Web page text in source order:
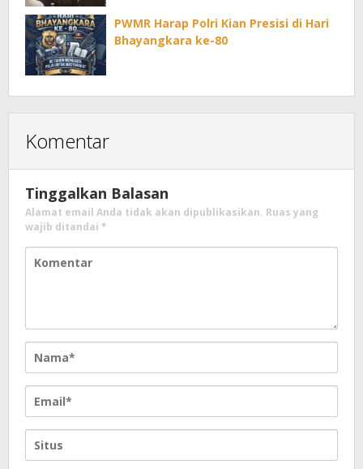
PWMR Harap Polri Kian Presisi di Hari
Bhayangkara ke-80
Komentar
Tinggalkan Balasan
Alamat email Anda tidak akan dipublikasikan. Ruas yang
wajib ditandai *